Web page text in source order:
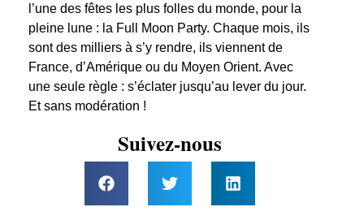
l’une des fêtes les plus folles du monde, pour la
pleine lune : la Full Moon Party. Chaque mois, ils
sont des milliers à s’y rendre, ils viennent de
France, d’Amérique ou du Moyen Orient. Avec
une seule règle : s’éclater jusqu’au lever du jour.
Et sans modération !
Suivez-nous